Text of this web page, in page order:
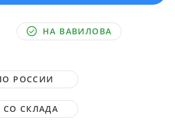
НА ВАВИЛОВА
РОССИИ
СКЛАДА